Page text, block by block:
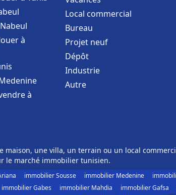
à
à
Local commercial
Bureau
Projet neuf
Dépôt
Industrie
Autre
une villa, un terrain ou un local
le marché immobilier tunisien.
immobilier Sousse immobilier Medenine
immobilier Gabes immobilier Mahdia immobilier Gafsa